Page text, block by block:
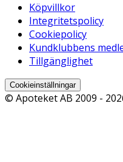
Köpvillkor
Integritetspolicy
Cookiepolicy
Kundklubbens
Tillgänglighet
Cookieinställningar
© Apoteket AB 2009 -